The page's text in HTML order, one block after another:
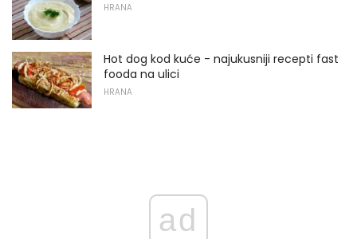
HRANA
Hot dog kod kuće - najukusniji recepti fast
fooda na ulici
HRANA
ad